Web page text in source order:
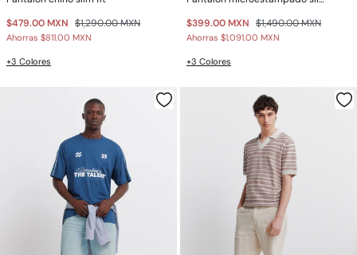
$479.00 MXN $1,290.00 MXN
Ahorras $811.00 MXN
+3 Colores
$399.00 MXN $1,490.00 MXN
Ahorras $1,091.00 MXN
+3 Colores